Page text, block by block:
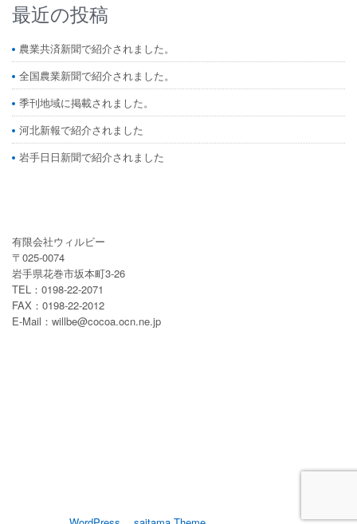
最近の投稿
農業共済新聞で紹介されました。
全国農業新聞で紹介されました。
季刊地域に掲載されました。
河北新報で紹介されました
岩手日日新聞で紹介されました
有限会社ウィルビー
〒025-0074
岩手県花巻市坂本町3-26
TEL：0198-22-2071
FAX：0198-22-2012
E-Mail：willbe@cocoa.ocn.ne.jp